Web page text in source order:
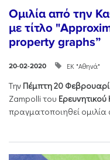
Ομιλία από την
με τίτλο
property graphs”
20-02-2020 ΕΚ "Αθηνά"
Την Πέμπτη 20
Zampolli του
πραγματοποιηθεί ομιλία